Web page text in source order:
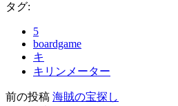
タグ:
5
boardgame
キ
キリンメーター
前の投稿 海賊の宝探し